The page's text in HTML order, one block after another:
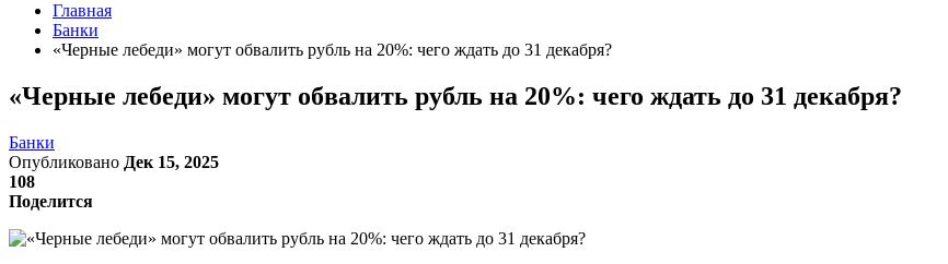
Главная
Банки
«Черные лебеди» могут обвалить рубль на 20%: чего ждать до 31 декабря?
«Черные лебеди» могут обвалить рубль на 20%: чего ждать до 31 декабря?
Банки
Опубликовано Дек 15, 2025
108
Поделится